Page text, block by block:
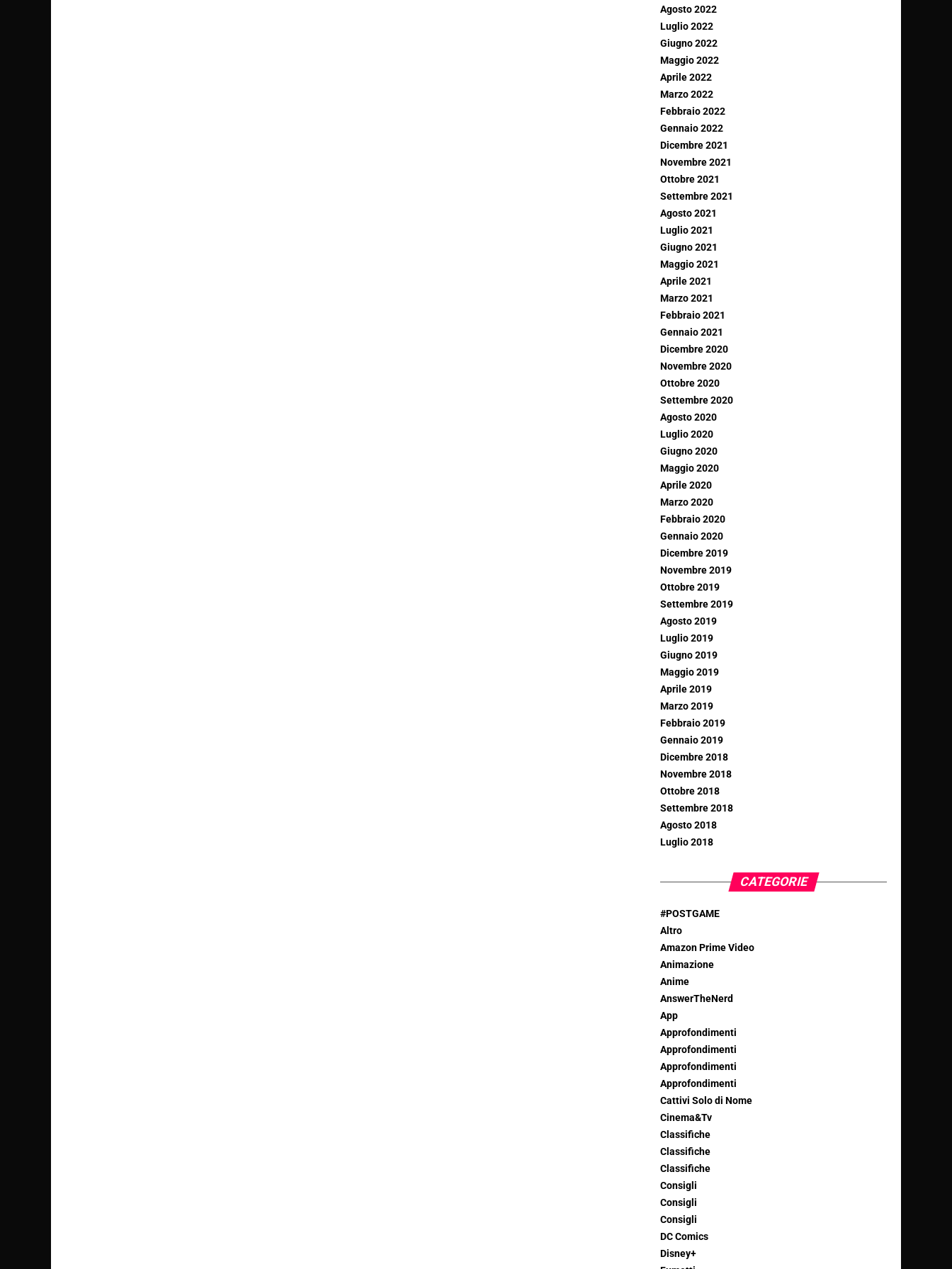
Agosto 2022
Luglio 2022
Giugno 2022
Maggio 2022
Aprile 2022
Marzo 2022
Febbraio 2022
Gennaio 2022
Dicembre 2021
Novembre 2021
Ottobre 2021
Settembre 2021
Agosto 2021
Luglio 2021
Giugno 2021
Maggio 2021
Aprile 2021
Marzo 2021
Febbraio 2021
Gennaio 2021
Dicembre 2020
Novembre 2020
Ottobre 2020
Settembre 2020
Agosto 2020
Luglio 2020
Giugno 2020
Maggio 2020
Aprile 2020
Marzo 2020
Febbraio 2020
Gennaio 2020
Dicembre 2019
Novembre 2019
Ottobre 2019
Settembre 2019
Agosto 2019
Luglio 2019
Giugno 2019
Maggio 2019
Aprile 2019
Marzo 2019
Febbraio 2019
Gennaio 2019
Dicembre 2018
Novembre 2018
Ottobre 2018
Settembre 2018
Agosto 2018
Luglio 2018
CATEGORIE
#POSTGAME
Altro
Amazon Prime Video
Animazione
Anime
AnswerTheNerd
App
Approfondimenti
Approfondimenti
Approfondimenti
Approfondimenti
Cattivi Solo di Nome
Cinema&Tv
Classifiche
Classifiche
Classifiche
Consigli
Consigli
Consigli
DC Comics
Disney+